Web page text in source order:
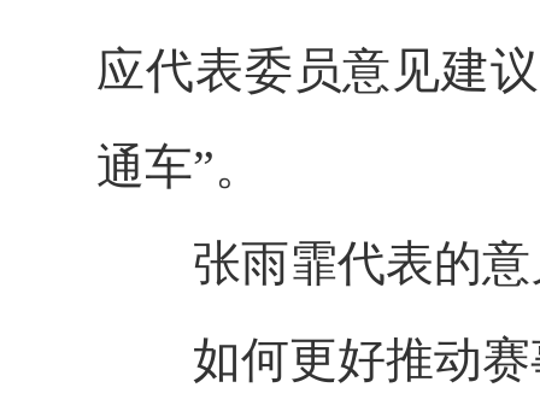
应代表委员意见建
通车”。
张雨霏代表的意
如何更好推动赛